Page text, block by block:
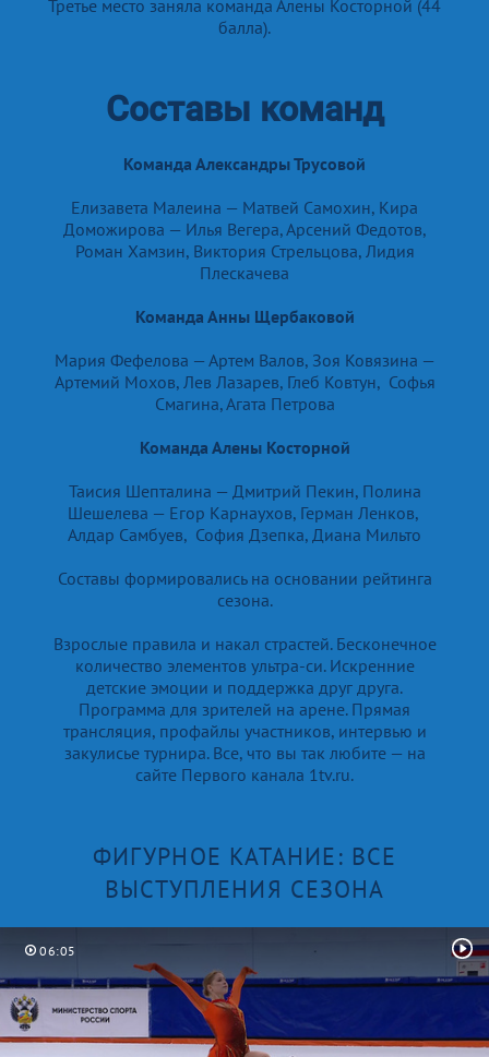
Третье место заняла команда Алены Косторной (44
балла).
Составы команд
Команда Александры Трусовой
Елизавета Малеина — Матвей Самохин, Кира
Доможирова — Илья Вегера, Арсений Федотов,
Роман Хамзин, Виктория Стрельцова, Лидия
Плескачева
Команда Анны Щербаковой
Мария Фефелова — Артем Валов, Зоя Ковязина —
Артемий Мохов, Лев Лазарев, Глеб Ковтун, Софья
Смагина, Агата Петрова
Команда Алены Косторной
Таисия Шепталина — Дмитрий Пекин, Полина
Шешелева — Егор Карнаухов, Герман Ленков,
Алдар Самбуев, София Дзепка, Диана Мильто
Составы формировались на основании рейтинга
сезона.
Взрослые правила и накал страстей. Бесконечное
количество элементов ультра-си. Искренние
детские эмоции и поддержка друг друга.
Программа для зрителей на арене. Прямая
трансляция, профайлы участников, интервью и
закулисье турнира. Все, что вы так любите — на
сайте Первого канала 1tv.ru.
ФИГУРНОЕ КАТАНИЕ: ВСЕ
ВЫСТУПЛЕНИЯ СЕЗОНА
06:05